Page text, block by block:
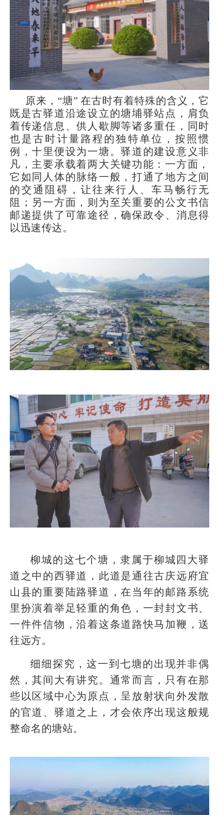
原来，“塘” 在古时有着特殊的含义，它
既是古驿道沿途设立的塘埔驿站点，肩负
着传递信息、供人歇脚等诸多重任，同时
也是古时计量路程的独特单位，按照惯
例，十里便设为一塘。驿道的建设意义非
凡，主要承载着两大关键功能：一方面，
它如同人体的脉络一般，打通了地方之间
的交通阻碍，让往来行人、车马畅行无
阻；另一方面，则为至关重要的公文书信
邮递提供了可靠途径，确保政令、消息得
以迅速传达。
柳城的这七个塘，隶属于柳城四大驿
道之中的西驿道，此道是通往古庆远府宜
山县的重要陆路驿道，在当年的邮路系统
里扮演着举足轻重的角色，一封封文书、
一件件信物，沿着这条道路快马加鞭，送
往远方。
细细探究，这一到七塘的出现并非偶
然，其间大有讲究。通常而言，只有在那
些以区域中心为原点，呈放射状向外发散
的官道、驿道之上，才会依序出现这般规
整命名的塘站。